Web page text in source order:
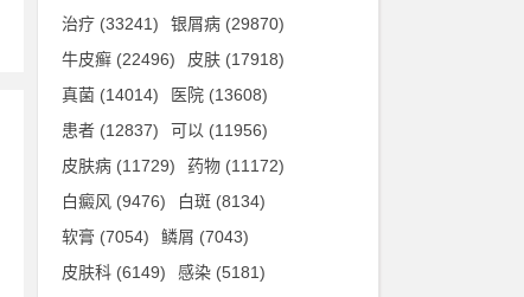
治疗 (33241) 银屑病 (29870)
牛皮癣 (22496) 皮肤 (17918)
真菌 (14014) 医院 (13608)
患者 (12837) 可以 (11956)
皮肤病 (11729) 药物 (11172)
白癜风 (9476) 白斑 (8134)
软膏 (7054) 鳞屑 (7043)
皮肤科 (6149) 感染 (5181)